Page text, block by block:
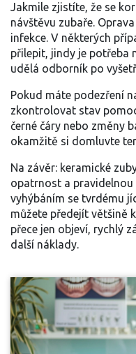
Jakmile zjistíte, že se
návštěvu zubaře.
infekce. V některých
přilepit, jindy je potřeba
udělá odborník po
Pokud máte podezření
zkontrolovat stav
černé čáry nebo změny
okamžitě si domluvte
Na závěr: keramické
opatrnost a pravidelnou
vyhýbáním se tvrdému
můžete předejít většině
přece jen objeví, rychlý
další náklady.